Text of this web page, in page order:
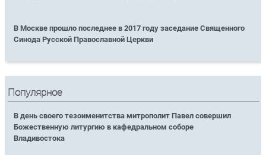
В Москве прошло последнее в 2017 году заседание Священного
Синода Русской Православной Церкви
Популярное
В день своего тезоименитства митрополит Павел совершил
Божественную литургию в кафедральном соборе
Владивостока